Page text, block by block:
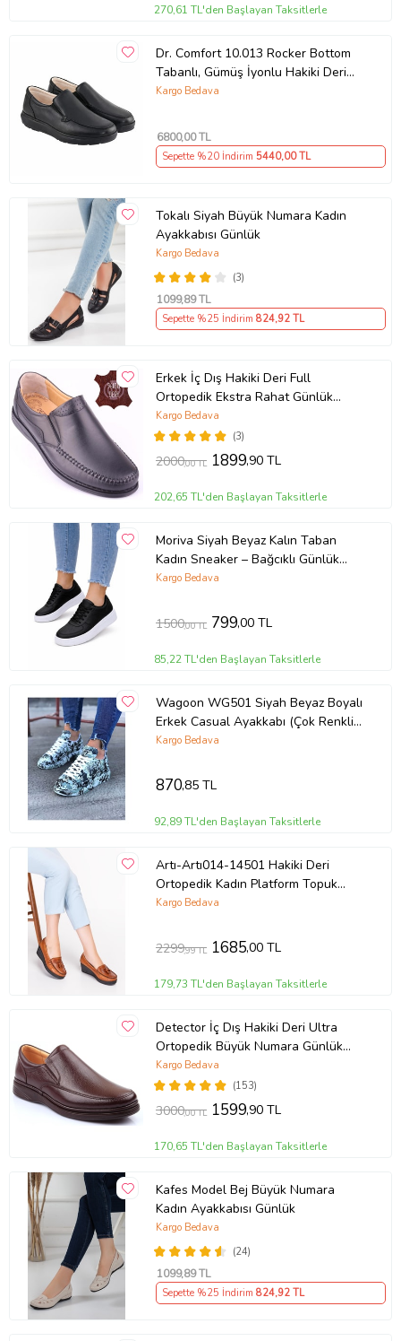
270,61 TL'den Başlayan Taksitlerle
Dr. Comfort 10.013 Rocker Bottom
Tabanlı, Gümüş İyonlu Hakiki Deri
Erkek Ayakkabısı
Kargo Bedava
6800,00 TL
Sepette %20 İndirim 5440,00 TL
Tokalı Siyah Büyük Numara Kadın
Ayakkabısı Günlük
(3)
Kargo Bedava
1099,89 TL
Sepette %25 İndirim 824,92 TL
Erkek İç Dış Hakiki Deri Full
Ortopedik Ekstra Rahat Günlük
Ayakkabı DTC015 (Siyah)
(3)
Kargo Bedava
2000,00 TL 1899,90 TL
202,65 TL'den Başlayan Taksitlerle
Moriva Siyah Beyaz Kalın Taban
Kadın Sneaker – Bağcıklı Günlük
Spor Ayakkabı – Rahat Yürüyüş
Kargo Bedava
1500,00 TL 799,00 TL
85,22 TL'den Başlayan Taksitlerle
Wagoon WG501 Siyah Beyaz Boyalı
Erkek Casual Ayakkabı (Çok Renkli-
Lacivert)
Kargo Bedava
870,85 TL
92,89 TL'den Başlayan Taksitlerle
Artı-Artı014-14501 Hakiki Deri
Ortopedik Kadın Platform Topuk
Ayakkabı (Taba)
Kargo Bedava
2299,99 TL 1685,00 TL
179,73 TL'den Başlayan Taksitlerle
Detector İç Dış Hakiki Deri Ultra
Ortopedik Büyük Numara Günlük
Erkek Ayakkabı 700-10 (KAHVE)
(153)
Kargo Bedava
3000,00 TL 1599,90 TL
170,65 TL'den Başlayan Taksitlerle
Kafes Model Bej Büyük Numara
Kadın Ayakkabısı Günlük
(24)
Kargo Bedava
1099,89 TL
Sepette %25 İndirim 824,92 TL